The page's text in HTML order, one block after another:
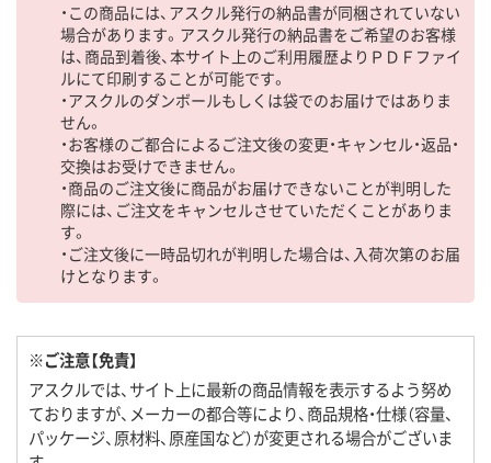
・この商品には、アスクル発行の納品書が同梱されていない
場合があります。アスクル発行の納品書をご希望のお客様
は、商品到着後、本サイト上のご利用履歴よりＰＤＦファイ
ルにて印刷することが可能です。
・アスクルのダンボールもしくは袋でのお届けではありま
せん。
・お客様のご都合によるご注文後の変更・キャンセル・返品・
交換はお受けできません。
・商品のご注文後に商品がお届けできないことが判明した
際には、ご注文をキャンセルさせていただくことがありま
す。
・ご注文後に一時品切れが判明した場合は、入荷次第のお届
けとなります。
※ご注意【免責】
アスクルでは、サイト上に最新の商品情報を表示するよう努め
ておりますが、メーカーの都合等により、商品規格・仕様（容量、
パッケージ、原材料、原産国など）が変更される場合がございま